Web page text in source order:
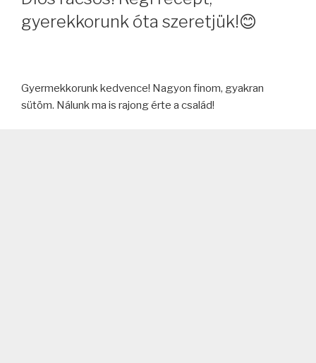
gyerekkorunk óta szeretjük!😊
Gyermekkorunk kedvence! Nagyon finom, gyakran
sütöm. Nálunk ma is rajong érte a család!